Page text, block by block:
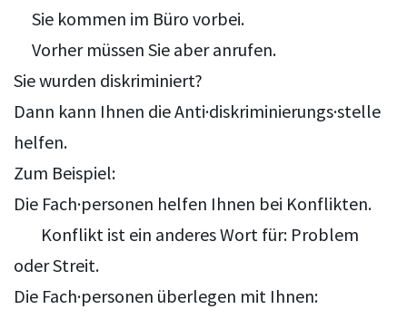
Sie kommen im Büro vorbei.
Vorher müssen Sie aber anrufen.
Sie wurden diskriminiert?
Dann kann Ihnen die Anti·diskriminierungs·stelle
helfen.
Zum Beispiel:
Die Fach·personen helfen Ihnen bei Konflikten.
Konflikt ist ein anderes Wort für: Problem
oder Streit.
Die Fach·personen überlegen mit Ihnen: